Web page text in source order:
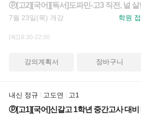
ⓟ[고2][국어][독서]도파민-고3 직전, 널 살
7월 23일(목) 개강 학원
[목]18:30-22:00
강의계획서 장바구니
내신 정규 고도연 고1
ⓟ[고1][국어]신갈고 1학년 중간고사 대비